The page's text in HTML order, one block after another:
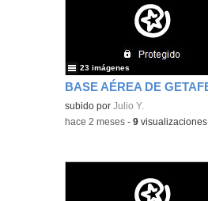
Contenido educativo.
subido porJulio Y.
23 imágenes
-hace 2 meses -9 visualizaciones